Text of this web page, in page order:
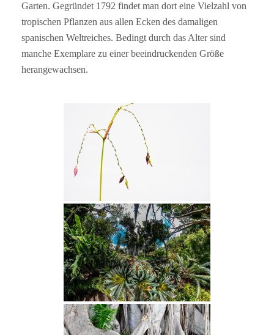
Garten. Gegründet 1792 findet man dort eine Vielzahl von
tropischen Pflanzen aus allen Ecken des damaligen
spanischen Weltreiches. Bedingt durch das Alter sind
manche Exemplare zu einer beeindruckenden Größe
herangewachsen.